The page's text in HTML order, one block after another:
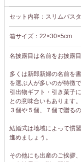
セット内容：スリムバス
箱サイズ：22×30×5cm
名披露目は名前をお披露
多くは新郎新婦の名前を
を選ぶ人が多いのが特徴で
引出物ギフト・引き菓子
との意味合いもあります。
３個や５個、７個で贈る
結婚式は地域によって慣
進めましょう。
その他にも出産のご挨拶